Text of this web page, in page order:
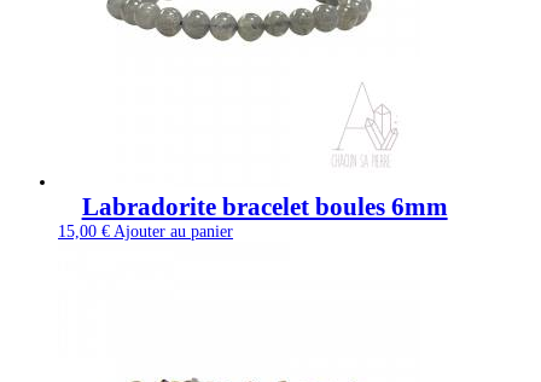
Labradorite bracelet boules 6mm
15,00 € Ajouter au panier